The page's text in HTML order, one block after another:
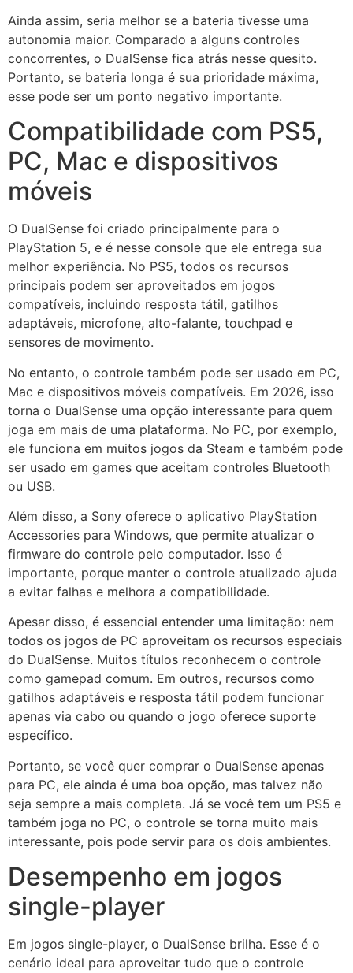
Ainda assim, seria melhor se a bateria tivesse uma
autonomia maior. Comparado a alguns controles
concorrentes, o DualSense fica atrás nesse quesito.
Portanto, se bateria longa é sua prioridade máxima,
esse pode ser um ponto negativo importante.
Compatibilidade com PS5,
PC, Mac e dispositivos
móveis
O DualSense foi criado principalmente para o
PlayStation 5, e é nesse console que ele entrega sua
melhor experiência. No PS5, todos os recursos
principais podem ser aproveitados em jogos
compatíveis, incluindo resposta tátil, gatilhos
adaptáveis, microfone, alto-falante, touchpad e
sensores de movimento.
No entanto, o controle também pode ser usado em PC,
Mac e dispositivos móveis compatíveis. Em 2026, isso
torna o DualSense uma opção interessante para quem
joga em mais de uma plataforma. No PC, por exemplo,
ele funciona em muitos jogos da Steam e também pode
ser usado em games que aceitam controles Bluetooth
ou USB.
Além disso, a Sony oferece o aplicativo PlayStation
Accessories para Windows, que permite atualizar o
firmware do controle pelo computador. Isso é
importante, porque manter o controle atualizado ajuda
a evitar falhas e melhora a compatibilidade.
Apesar disso, é essencial entender uma limitação: nem
todos os jogos de PC aproveitam os recursos especiais
do DualSense. Muitos títulos reconhecem o controle
como gamepad comum. Em outros, recursos como
gatilhos adaptáveis e resposta tátil podem funcionar
apenas via cabo ou quando o jogo oferece suporte
específico.
Portanto, se você quer comprar o DualSense apenas
para PC, ele ainda é uma boa opção, mas talvez não
seja sempre a mais completa. Já se você tem um PS5 e
também joga no PC, o controle se torna muito mais
interessante, pois pode servir para os dois ambientes.
Desempenho em jogos
single-player
Em jogos single-player, o DualSense brilha. Esse é o
cenário ideal para aproveitar tudo que o controle